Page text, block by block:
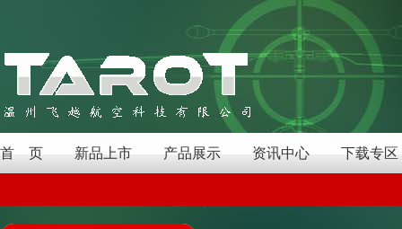
首 页 新品上市 产品展示 资讯中心 下载专区